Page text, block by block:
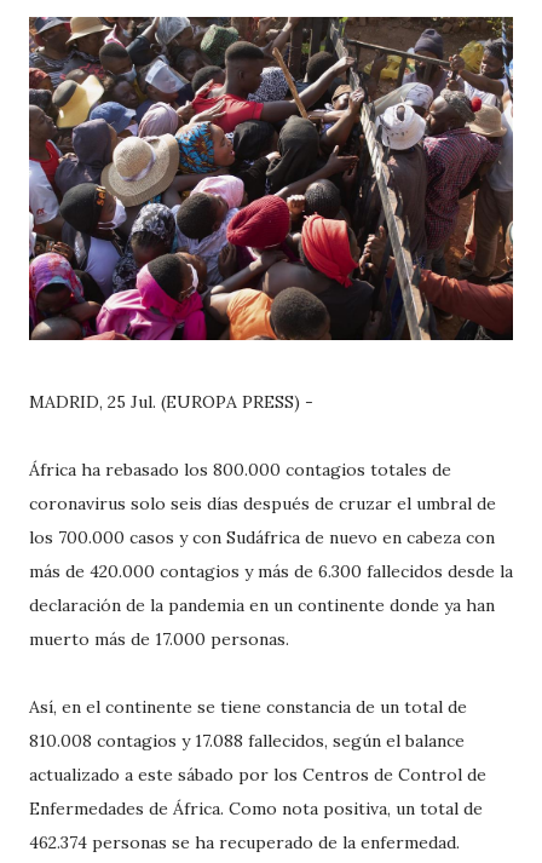
MADRID, 25 Jul. (EUROPA PRESS) -
África ha rebasado los 800.000 contagios totales de
coronavirus solo seis días después de cruzar el umbral de
los 700.000 casos y con Sudáfrica de nuevo en cabeza con
más de 420.000 contagios y más de 6.300 fallecidos desde la
declaración de la pandemia en un continente donde ya han
muerto más de 17.000 personas.
Así, en el continente se tiene constancia de un total de
810.008 contagios y 17.088 fallecidos, según el balance
actualizado a este sábado por los Centros de Control de
Enfermedades de África. Como nota positiva, un total de
462.374 personas se ha recuperado de la enfermedad.